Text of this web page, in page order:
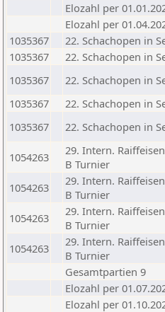
Elozahl per
Elozahl per
1035367
22. Schachopen in
1035367
22. Schachopen in
1035367
22. Schachopen in
1035367
22. Schachopen in
1035367
22. Schachopen in
1054263
29. Intern.
B Turnier
1054263
29. Intern.
B Turnier
1054263
29. Intern.
B Turnier
1054263
29. Intern.
B Turnier
Gesamtpartien 9
Elozahl per
Elozahl per